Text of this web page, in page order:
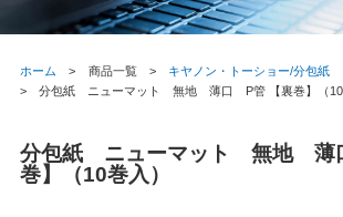
ホーム 商品一覧
キヤノン・トーショー/分包紙
分包紙 ニューマット 無地 薄口 P管 【裏巻】（10
分包紙 ニューマット 無地 薄
巻】（10巻入）